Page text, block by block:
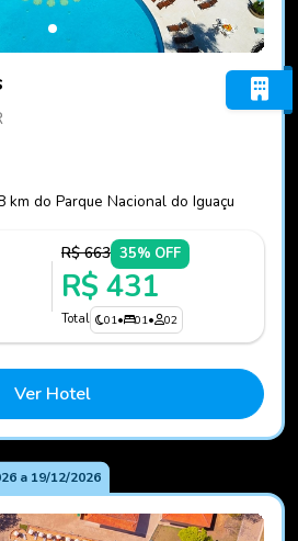
do Parque Nacional do Iguaçu
R$ 663 35% OFF
R$ 431
Total 01• 01• 02
Ver Hotel
a 19/12/2026